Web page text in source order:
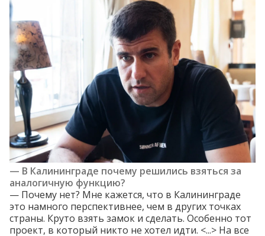
— В Калининграде почему решились взяться за
аналогичную функцию?
— Почему нет? Мне кажется, что в Калининграде
это намного перспективнее, чем в других точках
страны. Круто взять замок и сделать. Особенно тот
проект, в который никто не хотел идти. <...> На все